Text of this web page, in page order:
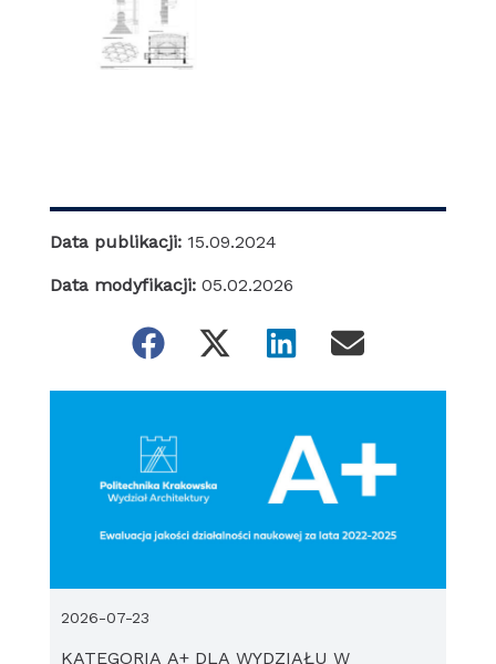
Data publikacji: 15.09.2024
Data modyfikacji: 05.02.2026
KATEGORIA A+ DLA WYDZIAŁU W
2026-07-23